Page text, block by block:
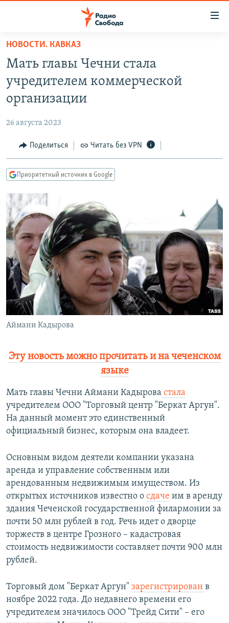
упрощенного
доступа
основному
Вернутся
Вернутся
поиску
АВТОРСКИЕ ПРОЕКТЫ
МНЕНИЯ
КУЛЬТУРА
КАВКАЗ.РЕАЛИИ
СЕВЕР.РЕАЛИИ
СИБИРЬ.РЕАЛИИ
РАСПИСАНИЕ ВЕЩАНИЯ
ПОДПИШИТЕСЬ НА РАССЫЛКУ
СОЦИАЛЬНЫЕ СЕТИ
Все сайты РСЕ/РС
НОВОСТИ. КАВКАЗ
Мать главы Чечни стала
учредителем коммерческой
организации
26 августа 2023
Поделиться Читать без VPN
Приоритетный источник в Google
Аймани Кадырова
Эту новость можно прочитать и на чеченском
языке
Мать главы Чечни Аймани Кадырова стала
учредителем ООО "Торговый центр "Беркат Аргун".
На данный момент это единственный
официальный бизнес, которым она владеет.
Основным видом деятели компании указана
аренда и управление собственным или
арендованным недвижимым имуществом. Из
открытых источников известно о сдаче им в аренду
здания Чеченской государственной филармонии за
почти 50 млн рублей в год. Речь идет о дворце
торжеств в центре Грозного – кадастровая
стоимость недвижимости составляет почти 900 млн
рублей.
Торговый дом "Беркат Аргун" зарегистрирован в
ноябре 2022 года. До недавнего времени его
учредителем значилось ООО "Трейд Сити" – его